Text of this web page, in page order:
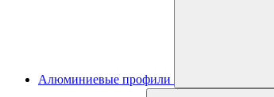
Алюминиевые профили